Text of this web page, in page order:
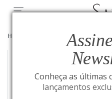
Conheça as últimas
lançamentos
HOME COLEÇÃO BOLD/JOIAS